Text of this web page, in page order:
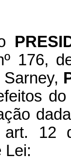
176,
12
Lei: